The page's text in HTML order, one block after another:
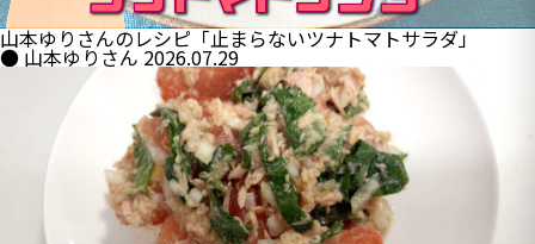
山本ゆりさんのレシピ「止まらないツナトマトサラダ」
● 山本ゆりさん 2026.07.29